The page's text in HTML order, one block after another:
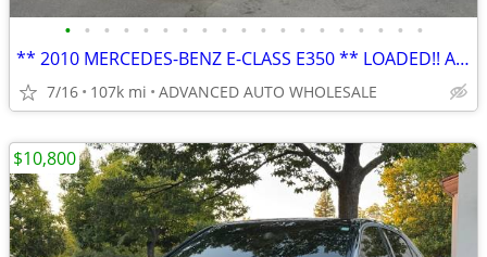
• • • • • • • • • • • • • • • • • • •
** 2010 MERCEDES-BENZ E-CLASS E350 ** LOADED!! AFFORDABLE LUXURY!!
7/16 107k mi ADVANCED AUTO WHOLESALE
$10,800